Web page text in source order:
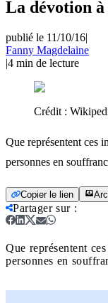
La dévotion
publié le 11/10/16|
Fanny Magdelaine
|4 min de lecture
Crédit :
Que représentent ces
personnes en
Copier le lien
Partager sur:
Que représentent
personnes en